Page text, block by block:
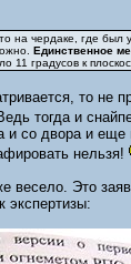
на чердаке, где был
Единственное
11 градусов к
то не
тогда и
и со двора и
нельзя!
весело. Это
экспертизы: